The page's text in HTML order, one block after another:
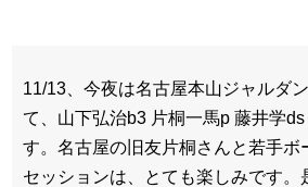
11/13、今夜は名古屋本山ジャルダ
て、山下弘治b3 片桐一馬p 藤井学
す。名古屋の旧友片桐さんと若手ボ
セッションは、とても楽しみです。